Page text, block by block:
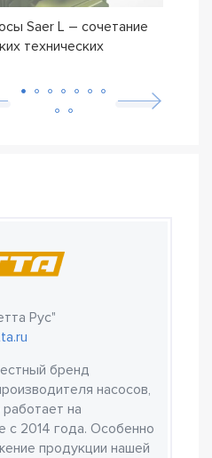
Saer L – сочетание
технических
Рус"
бренд
насосов,
на
с 2014 года. Особенно
продукции нашей